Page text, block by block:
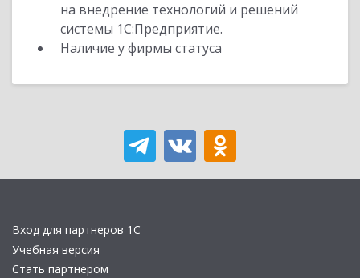
на внедрение технологий и решений
системы 1С:Предприятие.
Наличие у фирмы статуса
Вход для партнеров 1С
Учебная версия
Стать партнером